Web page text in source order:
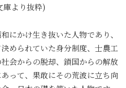
庫より抜粋)
にかけ生き抜いた人物であり、
められていた身分制度、士農工
会からの脱却、鎖国からの解放
って、果敢にその荒波に立ち向